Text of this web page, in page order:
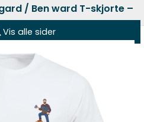
/ Ben ward T-skjorte –
Vis alle sider